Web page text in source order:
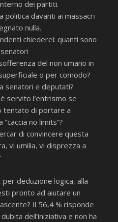
dei partiti.
politica davanti ai massacri
nulla.
chiederei: quanti sono
del non umano in
o per comodo?
senatori e deputati?
servito l’entrismo se
tentato di portare a
no limits”?
di convincere questa
vi umilia, vi disprezza a
deduzione logica, alla
pronto ad aiutare un
Il 56,4 % risponde
dell’iniziativa e non ha